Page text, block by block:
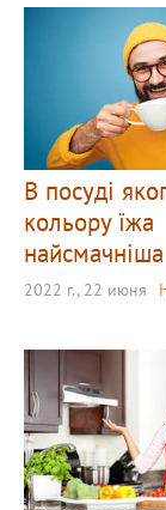
В посуді
кольору їжа
найсмачніша
2022 г., 22 июня